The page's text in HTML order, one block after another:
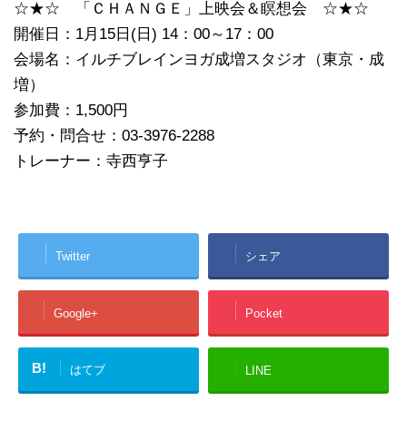
☆★☆ 「ＣＨＡＮＧＥ」上映会＆瞑想会 ☆★☆
開催日：1月15日(日) 14：00～17：00
会場名：イルチブレインヨガ成増スタジオ（東京・成
増）
参加費：1,500円
予約・問合せ：03-3976-2288
トレーナー：寺西亨子
Twitter シェア
Google+ Pocket
B! はてブ LINE